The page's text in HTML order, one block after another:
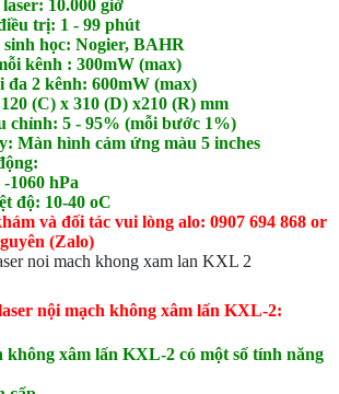
10.000 giờ
trị: 1 - 99 phút
sinh học: Nogier, BAHR
kênh : 300mW (max)
đa 2 kênh: 600mW (max)
(C) x 310 (D) x210 (R) mm
chỉnh: 5 - 95% (mỗi bước 1%)
Màn hình cảm ứng màu 5 inches
1060 hPa
độ: 10-40 oC
và đối tác vui lòng alo: 0907 694 868 or
(Zalo)
nội mạch không xâm lấn KXL-2:
không xâm lấn KXL-2 có một số tính năng